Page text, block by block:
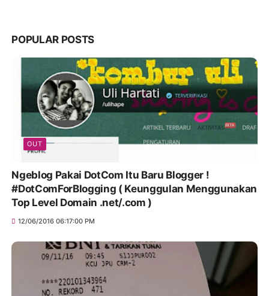
POPULAR POSTS
OUT
Ngeblog Pakai DotCom Itu Baru Blogger !
#DotComForBlogging ( Keunggulan Menggunakan
Top Level Domain .net/.com )
12/06/2016 06:17:00 PM